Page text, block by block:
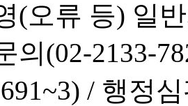
(오류 등) 일
의(02-2133-
/ 행정심